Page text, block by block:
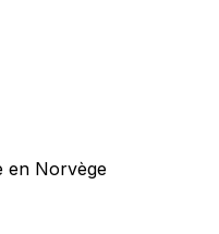
en Norvège